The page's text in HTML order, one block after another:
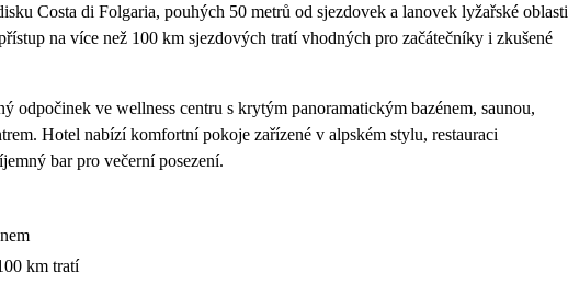
Costa di Folgaria, pouhých 50 metrů od sjezdovek a lanovek lyžařské oblasti
na více než 100 km sjezdových tratí vhodných pro začátečníky i zkušené
odpočinek ve wellness centru s krytým panoramatickým bazénem, saunou,
Hotel nabízí komfortní pokoje zařízené v alpském stylu, restauraci
bar pro večerní posezení.
km tratí